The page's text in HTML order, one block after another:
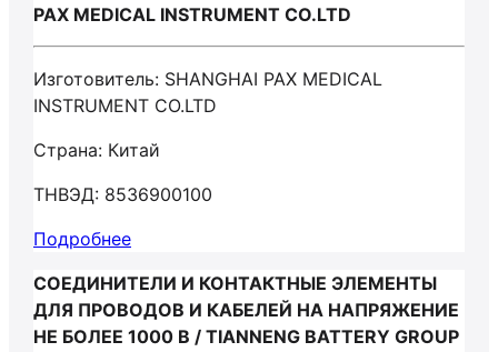
PAX MEDICAL INSTRUMENT CO.LTD
Изготовитель: SHANGHAI PAX MEDICAL
INSTRUMENT CO.LTD
Страна: Китай
ТНВЭД: 8536900100
Подробнее
СОЕДИНИТЕЛИ И КОНТАКТНЫЕ ЭЛЕМЕНТЫ
ДЛЯ ПРОВОДОВ И КАБЕЛЕЙ НА НАПРЯЖЕНИЕ
НЕ БОЛЕЕ 1000 В / TIANNENG BATTERY GROUP